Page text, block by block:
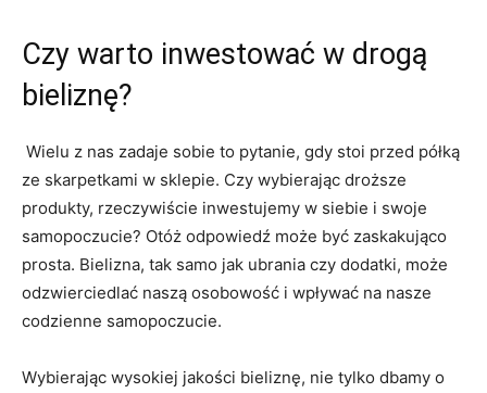
Czy warto inwestować w drogą
bieliznę?
‌ Wielu z nas zadaje sobie to pytanie, gdy⁣ stoi przed półką
⁣ze skarpetkami w sklepie. Czy wybierając⁣ droższe
⁣produkty, rzeczywiście inwestujemy w siebie i swoje
samopoczucie? Otóż odpowiedź może być zaskakująco⁢
prosta. ⁢Bielizna, tak samo jak ubrania ⁤czy dodatki, ⁣może
odzwierciedlać naszą osobowość i wpływać ⁢na‍ nasze
codzienne samopoczucie.
Wybierając​ wysokiej jakości bieliznę, nie⁣ tylko dbamy ‍o